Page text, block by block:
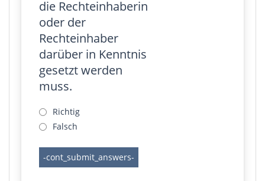
die Rechteinhaberin
oder der
Rechteinhaber
darüber in Kenntnis
gesetzt werden
muss.
Richtig
Falsch